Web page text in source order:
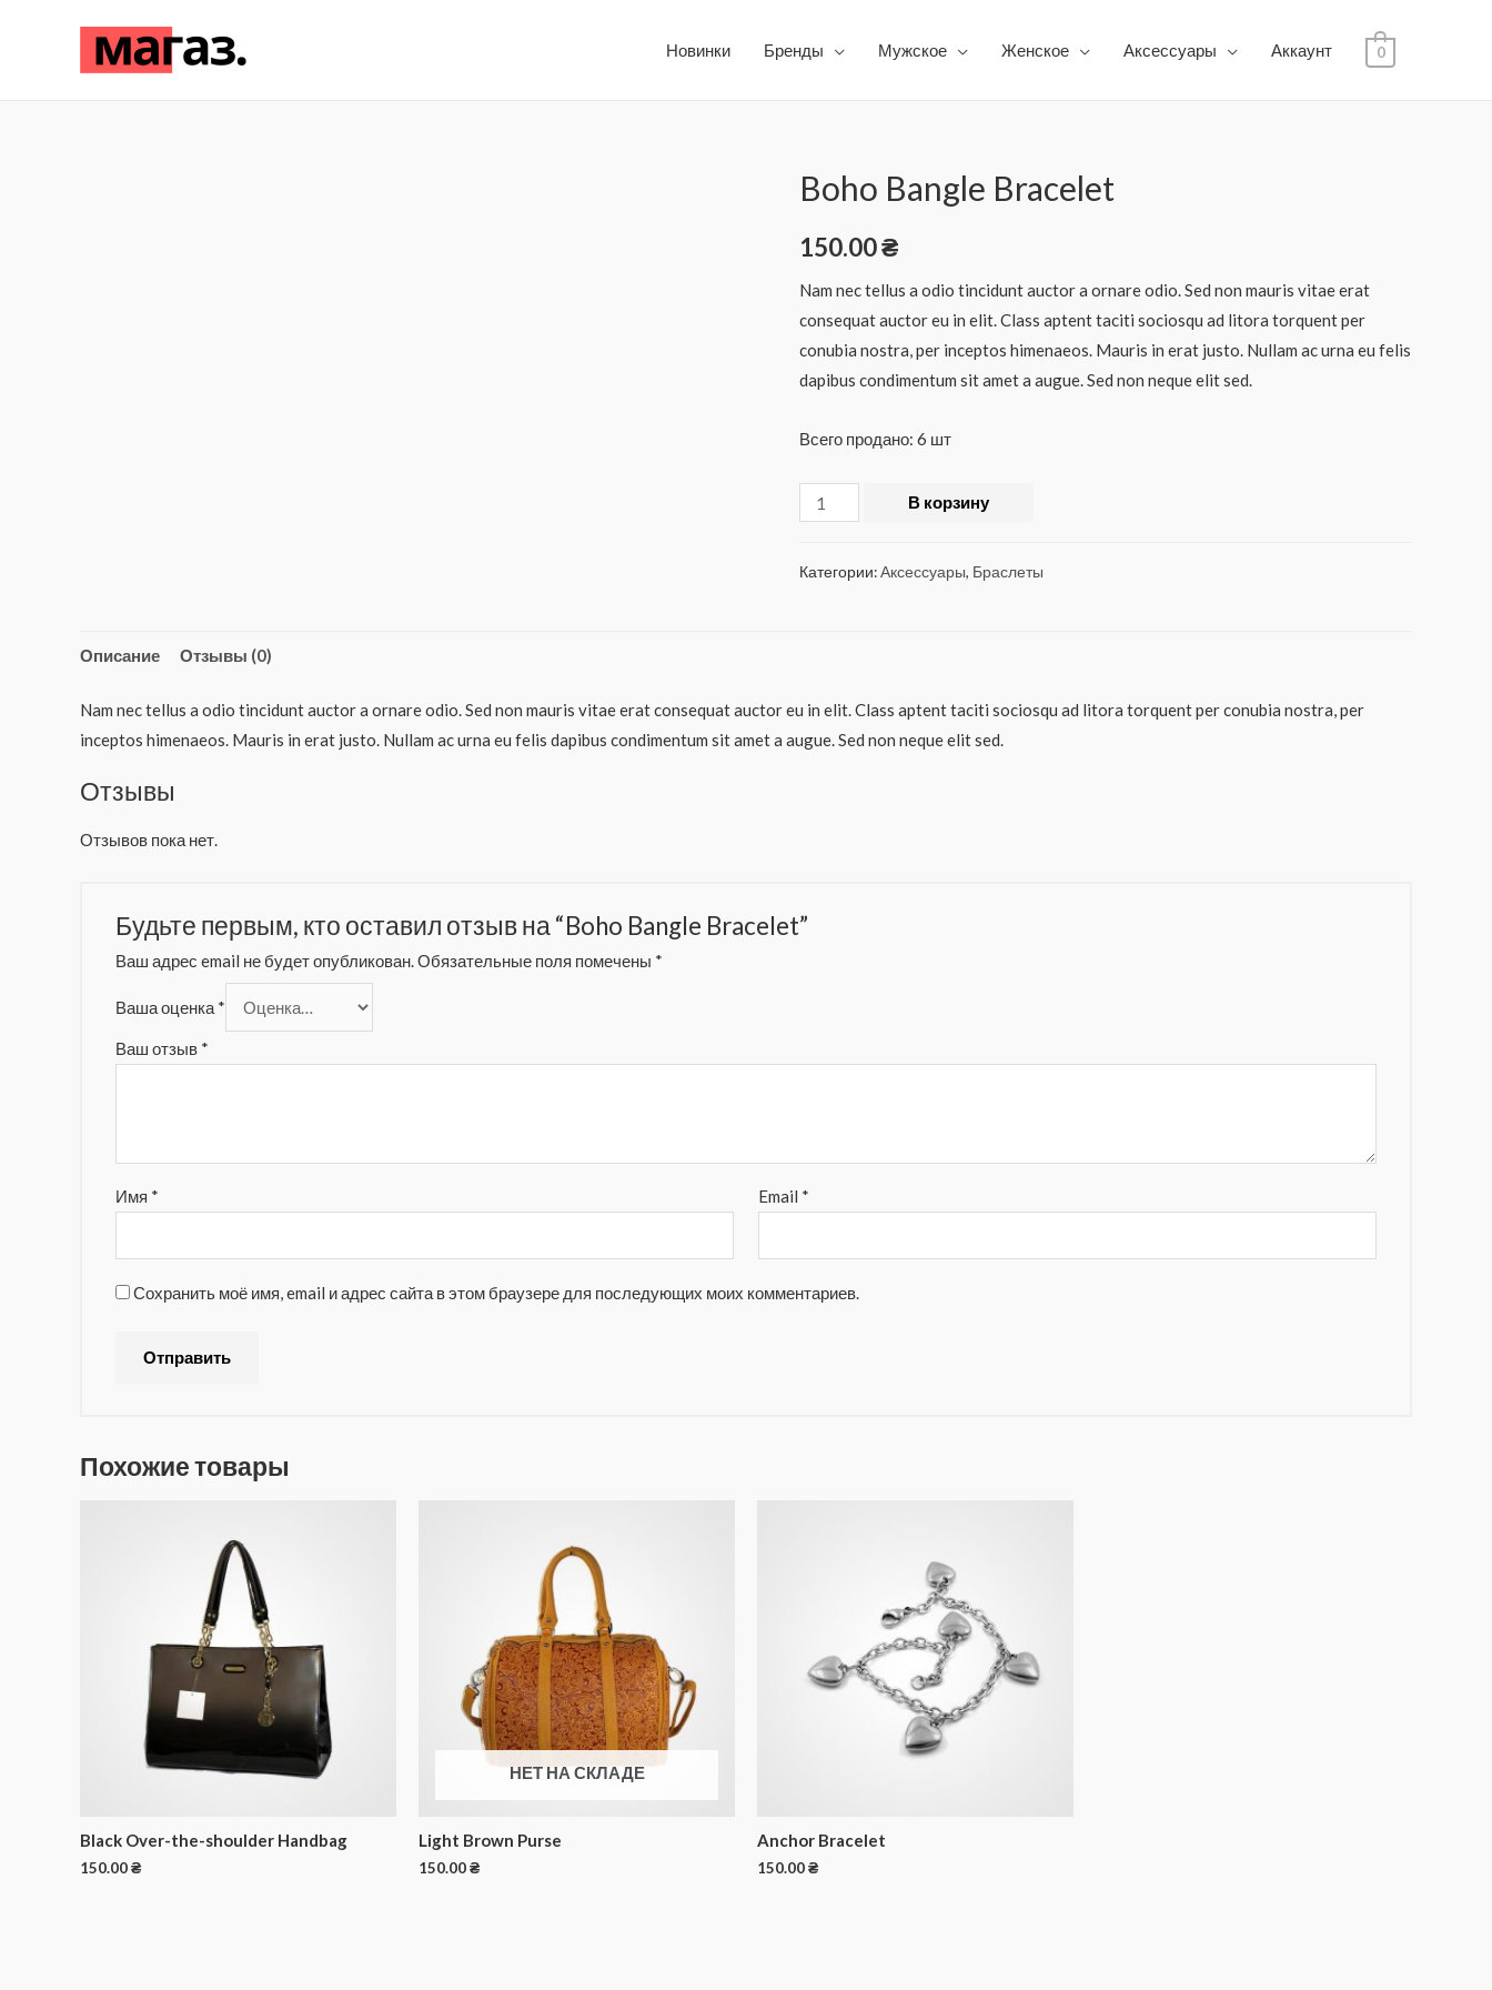
Новинки Бренды Мужское Женское Аксессуары Аккаунт 0
Boho Bangle Bracelet
150.00₴
Nam nec tellus a odio tincidunt auctor a ornare odio. Sed non mauris vitae erat
consequat auctor eu in elit. Class aptent taciti sociosqu ad litora torquent per
conubia nostra, per inceptos himenaeos. Mauris in erat justo. Nullam ac urna eu felis
dapibus condimentum sit amet a augue. Sed non neque elit sed.
Всего продано: 6 шт
Количество
Boho
Bracelet
В корзину
Категории:Аксессуары, Браслеты
Описание Отзывы (0)
Nam nec tellus a odio tincidunt auctor a ornare odio. Sed non mauris vitae erat consequat auctor eu in elit. Class aptent taciti sociosqu ad litora torquent per conubia nostra, per
inceptos himenaeos. Mauris in erat justo. Nullam ac urna eu felis dapibus condimentum sit amet a augue. Sed non neque elit sed.
Отзывы
Отзывов пока нет.
Будьте первым, кто оставил отзыв на “Boho Bangle Bracelet”
Ваш адрес email не будет опубликован. Обязательные поля помечены *
Ваша оценка *
Ваш отзыв *
Имя * Email *
Сохранить моё имя, email и адрес сайта в этом браузере для последующих моих комментариев.
Похожие товары
Black Over-the-shoulder Handbag
150.00₴
НЕТ НА СКЛАДЕ
Light Brown Purse
150.00₴
Anchor Bracelet
150.00₴